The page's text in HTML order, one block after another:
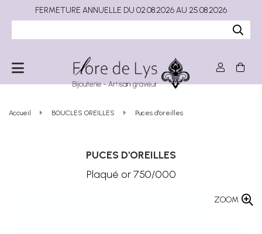
Accueil BOUCLES OREILLES Puces d'oreilles
PUCES D'OREILLES
Plaqué or 750/000
ZOOM
FERMETURE ANNUELLE DU 02.08.2026 AU 25.08.2026